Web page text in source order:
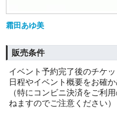
霜田あゆ美
販売条件
イベント予約完了後のチケ
日程やイベント概要をお確
（特にコンビニ決済をご利
ねますのでご注意ください）